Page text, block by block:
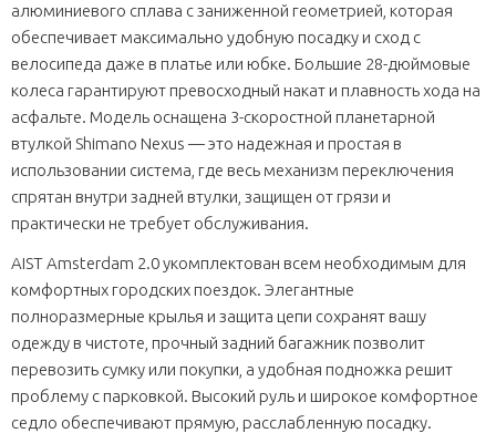
алюминиевого сплава с заниженной геометрией, которая
обеспечивает максимально удобную посадку и сход с
велосипеда даже в платье или юбке. Большие 28-дюймовые
колеса гарантируют превосходный накат и плавность хода на
асфальте. Модель оснащена 3-скоростной планетарной
втулкой Shimano Nexus — это надежная и простая в
использовании система, где весь механизм переключения
спрятан внутри задней втулки, защищен от грязи и
практически не требует обслуживания.
AIST Amsterdam 2.0 укомплектован всем необходимым для
комфортных городских поездок. Элегантные
полноразмерные крылья и защита цепи сохранят вашу
одежду в чистоте, прочный задний багажник позволит
перевозить сумку или покупки, а удобная подножка решит
проблему с парковкой. Высокий руль и широкое комфортное
седло обеспечивают прямую, расслабленную посадку.